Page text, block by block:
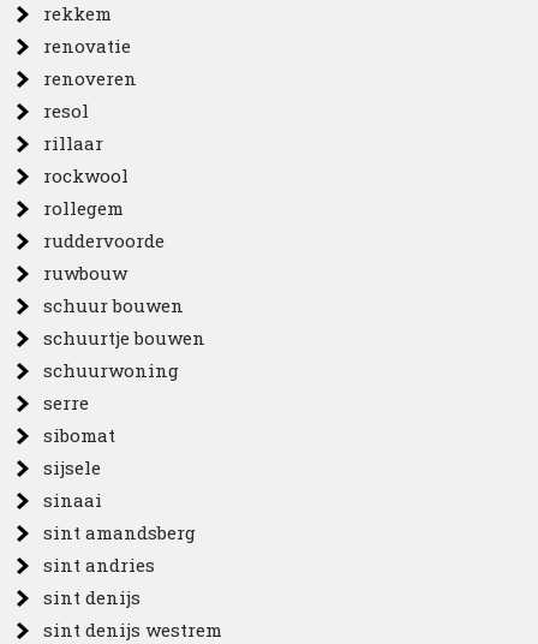
rekkem
renovatie
renoveren
resol
rillaar
rockwool
rollegem
ruddervoorde
ruwbouw
schuur bouwen
schuurtje bouwen
schuurwoning
serre
sibomat
sijsele
sinaai
sint amandsberg
sint andries
sint denijs
sint denijs westrem